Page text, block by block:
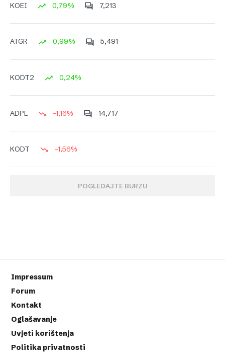
KOEI 0,79% 7,213
ATGR 0,99% 5,491
KODT2 0,24%
ADPL -1,16% 14,717
KODT -1,56%
POGLEDAJTE BURZU
Impressum
Forum
Kontakt
Oglašavanje
Uvjeti korištenja
Politika privatnosti